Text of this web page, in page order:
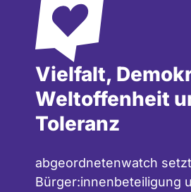
Vielfalt,
Weltoffenheit
Toleranz
abgeordnetenwatch
Bürger:innenbeteiligung